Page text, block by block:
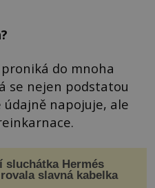
do mnoha
se nejen podstatou
napojuje, ale
sluchátka Hermés
slavná kabelka